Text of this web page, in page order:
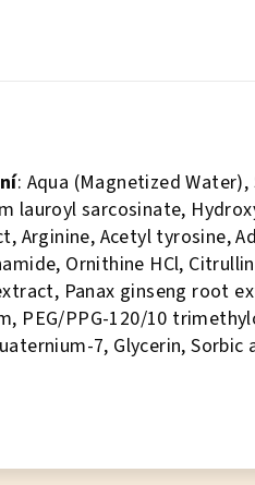
: Aqua (Magnetized
lauroyl sarcosinate,
Arginine, Acetyl tyrosine,
Ornithine HCl,
Panax ginseng root
PEG/PPG-120/10
7, Glycerin,